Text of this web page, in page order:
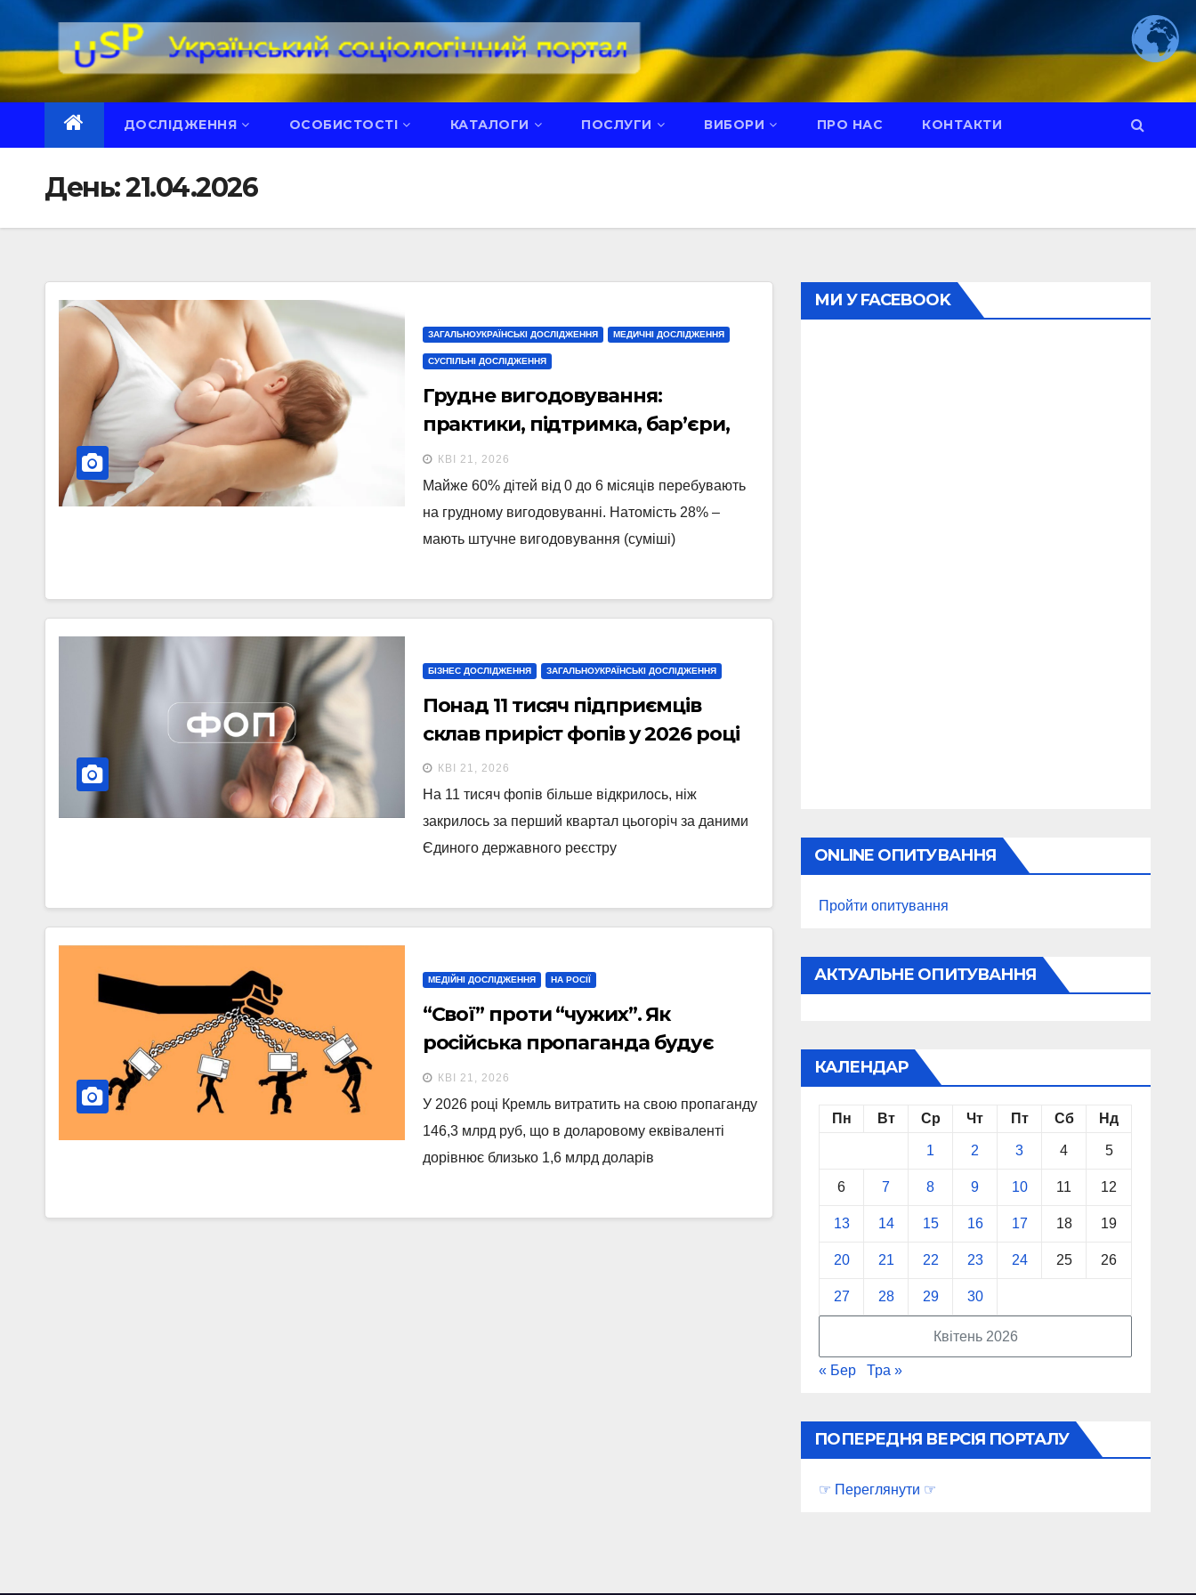
Перейти
вмісту
ДОСЛІДЖЕННЯ ОСОБИСТОСТІ КАТАЛОГИ ПОСЛУГИ ВИБОРИ ПРО НАС КОНТАКТИ
День:21.04.2026
ЗАГАЛЬНОУКРАЇНСЬКІ ДОСЛІДЖЕННЯ МЕДИЧНІ ДОСЛІДЖЕННЯ
СУСПІЛЬНІ ДОСЛІДЖЕННЯ
Грудне вигодовування:
практики, підтримка, бар’єри,
стереотипи. Опитування мам,
жінок, лікарів в Україні
КВІ 21, 2026
Майже 60% дітей від 0 до 6 місяців перебувають
на грудному вигодовуванні. Натомість 28% –
мають штучне вигодовування (суміші)
БІЗНЕС ДОСЛІДЖЕННЯ ЗАГАЛЬНОУКРАЇНСЬКІ ДОСЛІДЖЕННЯ
Понад 11 тисяч підприємців
склав приріст фопів у 2026 році
КВІ 21, 2026
На 11 тисяч фопів більше відкрилось, ніж
закрилось за перший квартал цьогоріч за даними
Єдиного державного реєстру
МЕДІЙНІ ДОСЛІДЖЕННЯ НА РОСІЇ
“Свої” проти “чужих”. Як
російська пропаганда будує
мову ворожнечі
КВІ 21, 2026
У 2026 році Кремль витратить на свою пропаганду
146,3 млрд руб, що в доларовому еквіваленті
дорівнює близько 1,6 млрд доларів
МИ У FACEBOOK
ONLINE ОПИТУВАННЯ
Пройти опитування
АКТУАЛЬНЕ ОПИТУВАННЯ
КАЛЕНДАР
Квітень 2026
Пн Вт Ср Чт Пт Сб Нд
1 2 3 4 5
6 7 8 9 10 11 12
13 14 15 16 17 18 19
20 21 22 23 24 25 26
27 28 29 30
« Бер Тра »
ПОПЕРЕДНЯ ВЕРСІЯ ПОРТАЛУ
☞ Переглянути ☞